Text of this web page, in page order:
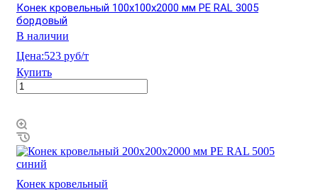
Конек кровельный 100х100х2000 мм PE RAL 3005
бордовый
В наличии
Цена:523 руб/т
Купить
Конек кровельный